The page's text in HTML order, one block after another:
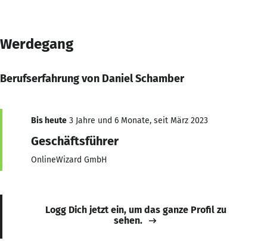
Werdegang
Berufserfahrung von Daniel Schamber
Bis heute 3 Jahre und 6 Monate, seit März 2023
Geschäftsführer
OnlineWizard GmbH
Logg Dich jetzt ein, um das ganze Profil zu
sehen.